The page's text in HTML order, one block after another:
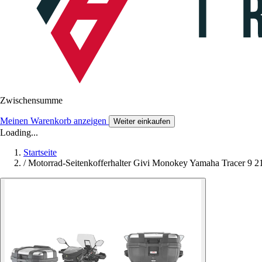
Zwischensumme
Meinen Warenkorb anzeigen Weiter einkaufen
Loading...
Startseite
/ Motorrad-Seitenkofferhalter Givi Monokey Yamaha Tracer 9